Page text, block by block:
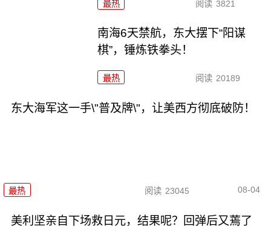
最热 阅读 3821
南海6天禁航，东大摆下“阳谋
棋”，锤炼铁拳头！
最热 阅读 20189
东大海军这一手\"普及牌\"，让美西方彻底破防！
最热 阅读 23045 08-04
美利坚亲自下场救日元，结果呢？回弹后又蔫了